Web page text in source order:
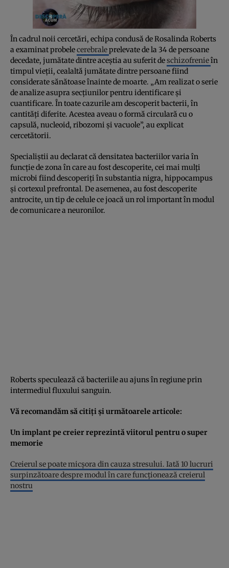
În cadrul noii cercetări, echipa condusă de Rosalinda Roberts
a examinat probelecerebraleprelevate de la 34 de persoane
decedate, jumătate dintre aceştia au suferit deschizofrenieîn
timpul vieţii, cealaltă jumătate dintre persoane fiind
considerate sănătoase înainte de moarte. „Am realizat o serie
de analize asupra secţiunilor pentru identificare şi
cuantificare. În toate cazurile am descoperit bacterii, în
cantităţi diferite. Acestea aveau o formă circulară cu o
capsulă, nucleoid, ribozomi şi vacuole”, au explicat
cercetătorii.
Specialiştii au declarat că densitatea bacteriilor varia în
funcţie de zona în care au fost descoperite, cei mai mulţi
microbi fiind descoperiţi în substantia nigra, hippocampus
şi cortexul prefrontal. De asemenea, au fost descoperite
antrocite, un tip de celule ce joacă un rol important în modul
de comunicare a neuronilor.
Roberts speculează că bacteriile au ajuns în regiune prin
intermediul fluxului sanguin.
Vă recomandăm să citiţi şi următoarele articole:
Un implant pe creier reprezintă viitorul pentru o super
memorie
Creierul se poate micşora din cauza stresului. Iată 10 lucruri
surpinzătoare despre modul în care funcţionează creierul
nostru